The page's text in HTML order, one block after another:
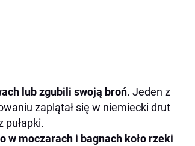
lub zgubili swoją broń. Jeden z
zaplątał się w niemiecki drut
pułapki.
w moczarach i bagnach koło rzeki